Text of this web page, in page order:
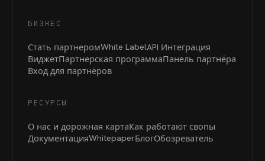
БИЗНЕС
Стать партнеромWhite LabelAPI Интеграция
ВиджетПартнерская программаПанель партнёра
Вход для партнёров
РЕСУРСЫ
О нас и дорожная картаКак работают свопы
ДокументацияWhitepaperБлогОбозреватель